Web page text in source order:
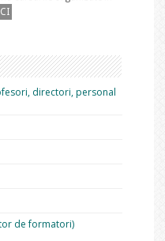
directori, personal
de formatori)